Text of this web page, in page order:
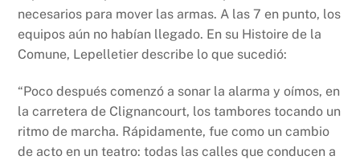
necesarios para mover las armas. A las 7 en punto, los
equipos aún no habían llegado. En su Histoire de la
Comune, Lepelletier describe lo que sucedió:
“Poco después comenzó a sonar la alarma y oímos, en
la carretera de Clignancourt, los tambores tocando un
ritmo de marcha. Rápidamente, fue como un cambio
de acto en un teatro: todas las calles que conducen a